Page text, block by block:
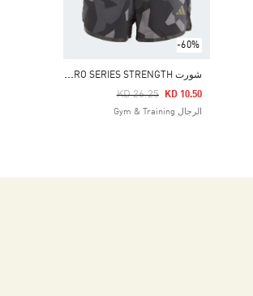
-60%
ش
ورت DESIGNED FOR TRAINING PRO SERIES STRENGTH
Price Reduced From
KD 26.25
To KD 10.50
الرجال Gym & Training